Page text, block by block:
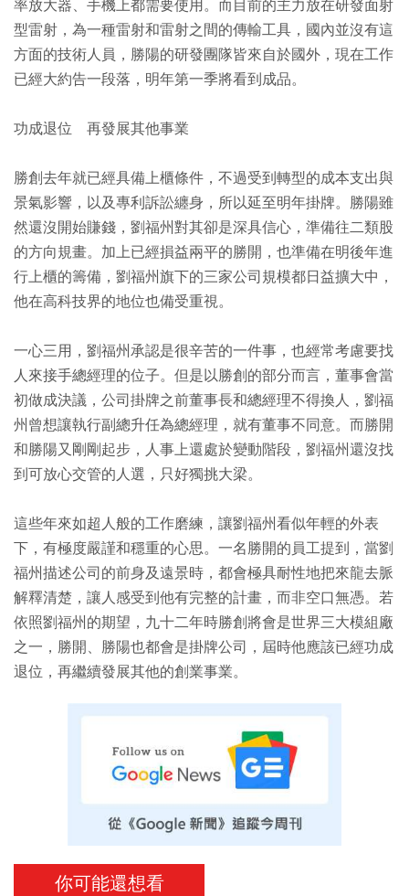
率放大器、手機上都需要使用。而目前的主力放在研發面射
型雷射，為一種雷射和雷射之間的傳輸工具，國內並沒有這
方面的技術人員，勝陽的研發團隊皆來自於國外，現在工作
已經大約告一段落，明年第一季將看到成品。
功成退位 再發展其他事業
勝創去年就已經具備上櫃條件，不過受到轉型的成本支出與
景氣影響，以及專利訴訟纏身，所以延至明年掛牌。勝陽雖
然還沒開始賺錢，劉福州對其卻是深具信心，準備往二類股
的方向規畫。加上已經損益兩平的勝開，也準備在明後年進
行上櫃的籌備，劉福州旗下的三家公司規模都日益擴大中，
他在高科技界的地位也備受重視。
一心三用，劉福州承認是很辛苦的一件事，也經常考慮要找
人來接手總經理的位子。但是以勝創的部分而言，董事會當
初做成決議，公司掛牌之前董事長和總經理不得換人，劉福
州曾想讓執行副總升任為總經理，就有董事不同意。而勝開
和勝陽又剛剛起步，人事上還處於變動階段，劉福州還沒找
到可放心交管的人選，只好獨挑大梁。
這些年來如超人般的工作磨練，讓劉福州看似年輕的外表
下，有極度嚴謹和穩重的心思。一名勝開的員工提到，當劉
福州描述公司的前身及遠景時，都會極具耐性地把來龍去脈
解釋清楚，讓人感受到他有完整的計畫，而非空口無憑。若
依照劉福州的期望，九十二年時勝創將會是世界三大模組廠
之一，勝開、勝陽也都會是掛牌公司，屆時他應該已經功成
退位，再繼續發展其他的創業事業。
你可能還想看